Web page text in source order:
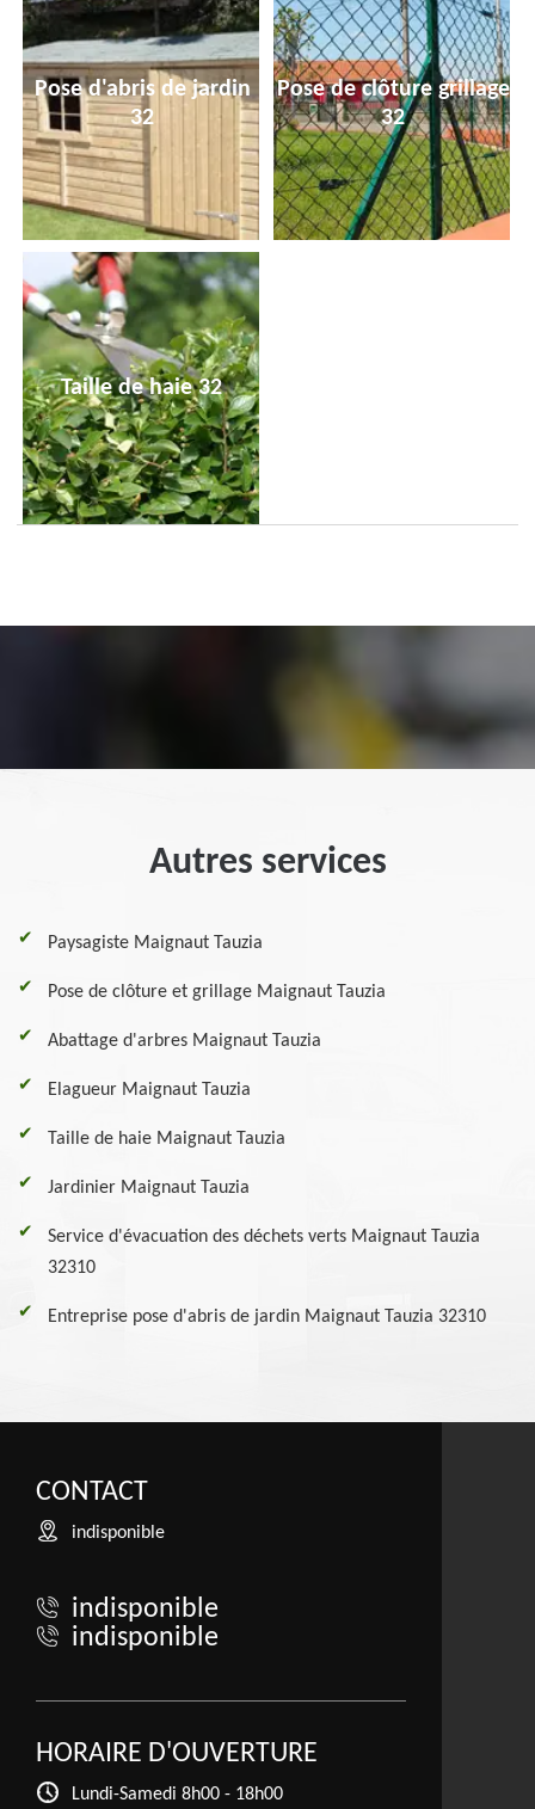
Pose d'abris de jardin
32
Pose de clôture grillage
32
Taille de haie 32
Autres services
Paysagiste Maignaut Tauzia
Pose de clôture et grillage Maignaut Tauzia
Abattage d'arbres Maignaut Tauzia
Elagueur Maignaut Tauzia
Taille de haie Maignaut Tauzia
Jardinier Maignaut Tauzia
Service d'évacuation des déchets verts Maignaut Tauzia
32310
Entreprise pose d'abris de jardin Maignaut Tauzia 32310
CONTACT
indisponible
indisponible
indisponible
HORAIRE D'OUVERTURE
Lundi-Samedi 8h00 - 18h00